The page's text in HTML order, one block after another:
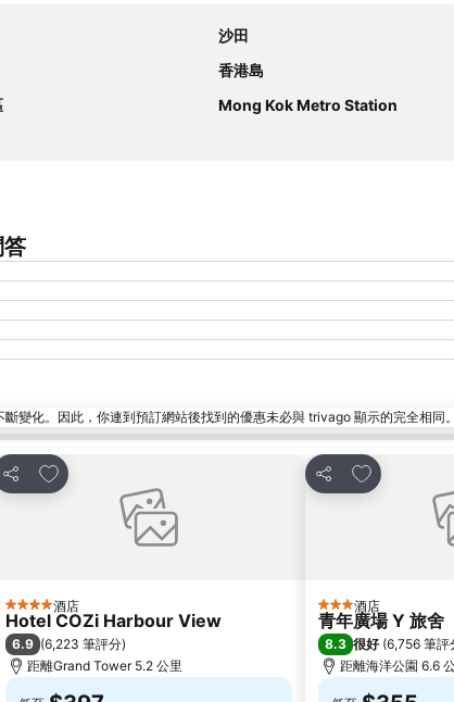
沙田
香港島
Mong Kok Metro Station
答
變化。因此，你連到預訂網站後找到的優惠未必與 trivago 顯示的完全相同。
分享
放到收藏夾
4 星級 酒店
Hotel COZi Harbour View
6.9 (6,223 筆評分)
距離Grand Tower 5.2 公里
分享
放到收藏夾
3 星級酒店
青年廣場 Y 旅舍
8.3 很好 (6,756 筆評
距離海洋公園 6.6